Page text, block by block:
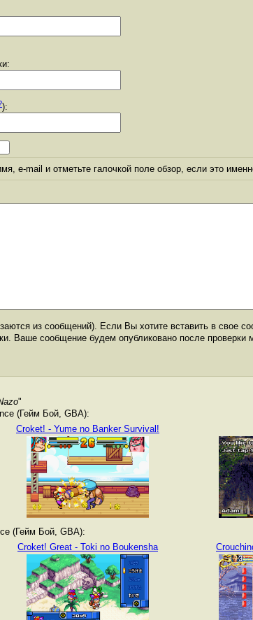
):
e-mail и отметьте галочкой поле обзор, если это
из сообщений). Если Вы хотите вставить в свое
Ваше сообщение будем опубликовано после проверки
"
(Гейм Бой, GBA):
Croket! - Yume no Banker Survival!
(Гейм Бой, GBA):
Croket! Great - Toki no Boukensha